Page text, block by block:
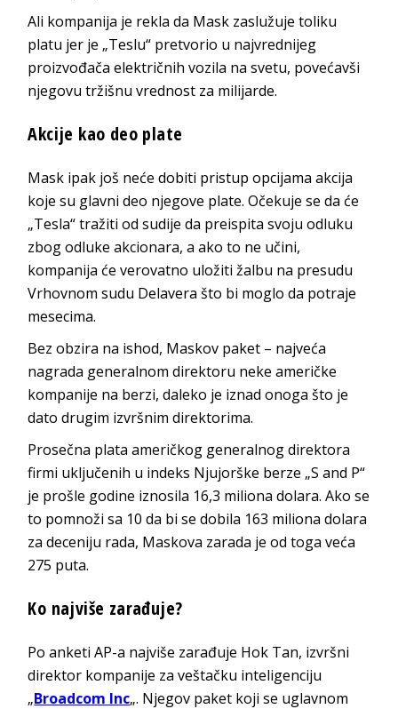
Ali kompanija je rekla da Mask zaslužuje toliku
platu jer je „Teslu“ pretvorio u najvrednijeg
proizvođača električnih vozila na svetu, povećavši
njegovu tržišnu vrednost za milijarde.
Akcije kao deo plate
Mask ipak još neće dobiti pristup opcijama akcija
koje su glavni deo njegove plate. Očekuje se da će
„Tesla“ tražiti od sudije da preispita svoju odluku
zbog odluke akcionara, a ako to ne učini,
kompanija će verovatno uložiti žalbu na presudu
Vrhovnom sudu Delavera što bi moglo da potraje
mesecima.
Bez obzira na ishod, Maskov paket – najveća
nagrada generalnom direktoru neke američke
kompanije na berzi, daleko je iznad onoga što je
dato drugim izvršnim direktorima.
Prosečna plata američkog generalnog direktora
firmi uključenih u indeks Njujorške berze „S and P“
je prošle godine iznosila 16,3 miliona dolara. Ako se
to pomnoži sa 10 da bi se dobila 163 miliona dolara
za deceniju rada, Maskova zarada je od toga veća
275 puta.
Ko najviše zarađuje?
Po anketi AP-a najviše zarađuje Hok Tan, izvršni
direktor kompanije za veštačku inteligenciju
„Broadcom Inc„. Njegov paket koji se uglavnom